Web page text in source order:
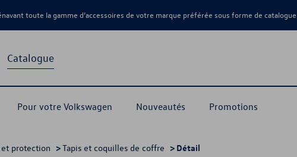
toute la gamme d’accessoires de votre marque préférée sous forme de
Catalogue
Pour votre Volkswagen Nouveautés Promotions
protection >Tapis et coquilles de coffre > Détail